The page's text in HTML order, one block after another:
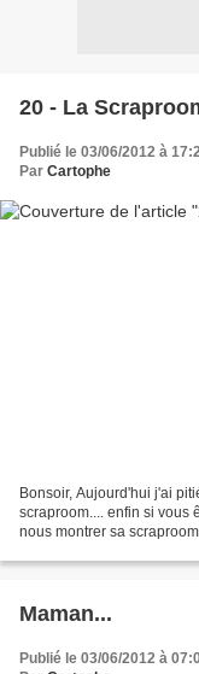
20 - La
Publié le 03/06/2012 à
Par Cartophe
Bonsoir, Aujourd'hui j'ai
scraproom.... enfin si vous
nous montrer sa
Maman...
Publié le 03/06/2012 à